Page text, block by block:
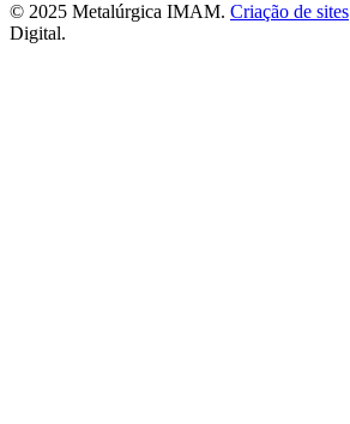
© 2025 Metalúrgica IMAM. Criação de sites
Digital.